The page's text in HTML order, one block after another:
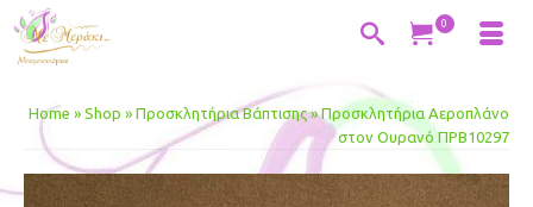
0
Home » Shop » Προσκλητήρια Βάπτισης » Προσκλητήρια Αεροπλάνο
στον Ουρανό ΠΡΒ10297